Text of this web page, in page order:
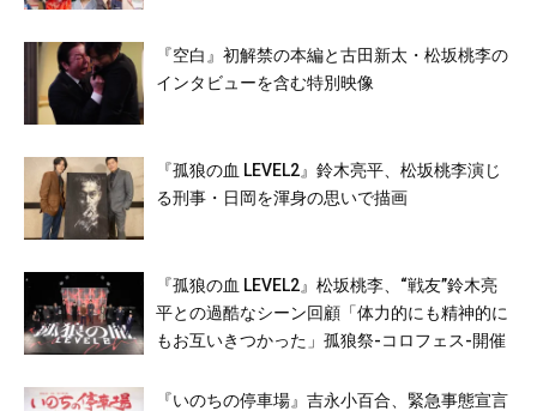
『空白』初解禁の本編と古田新太・松坂桃李の
インタビューを含む特別映像
『孤狼の血 LEVEL2』鈴木亮平、松坂桃李演じ
る刑事・日岡を渾身の思いで描画
『孤狼の血 LEVEL2』松坂桃李、“戦友”鈴木亮
平との過酷なシーン回顧「体力的にも精神的に
もお互いきつかった」孤狼祭-コロフェス-開催
『いのちの停車場』吉永小百合、緊急事態宣言